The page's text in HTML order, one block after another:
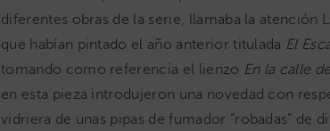
diferentes obras de la serie, llamaba la atención
que habían pintado el año anterior titulada El
tomando como referencia el lienzo En la calle
en esta pieza introdujeron una novedad con
vidriera de unas pipas de fumador “robadas” de